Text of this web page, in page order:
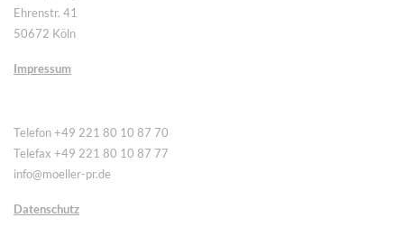
Ehrenstr. 41
50672 Köln
Impressum
Telefon +49 221 80 10 87 70
Telefax +49 221 80 10 87 77
info@moeller-pr.de
Datenschutz